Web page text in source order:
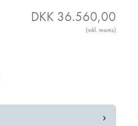
DKK 36.560,00
(inkl. moms)
›